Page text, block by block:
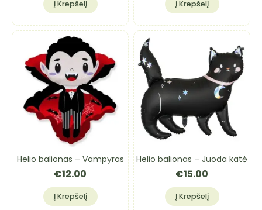
Į Krepšelį Į Krepšelį
Helio balionas – Vampyras
€12.00
Į Krepšelį
Helio balionas – Juoda katė
€15.00
Į Krepšelį